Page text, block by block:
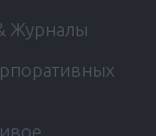
Журналы